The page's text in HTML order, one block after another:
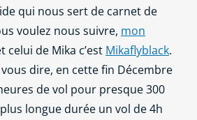
qui nous sert de carnet de
voulez nous suivre, mon
celui de Mika c’est Mikaflyblack.
dire, en cette fin Décembre
de vol pour presque 300
longue durée un vol de 4h